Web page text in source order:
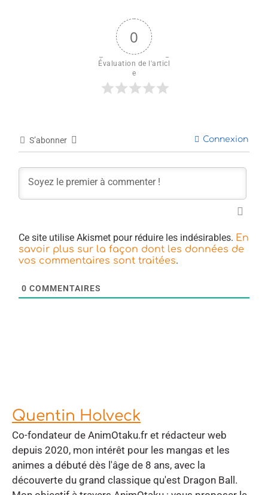
0
Évaluation de l'articl
e
S’abonner Connexion
Ce site utilise Akismet pour réduire les indésirables. En
savoir plus sur la façon dont les données de
vos commentaires sont traitées.
0 COMMENTAIRES
Quentin Holveck
Co-fondateur de AnimOtaku.fr et rédacteur web
depuis 2020, mon intérêt pour les mangas et les
animes a débuté dès l'âge de 8 ans, avec la
découverte du grand classique qu'est Dragon Ball.